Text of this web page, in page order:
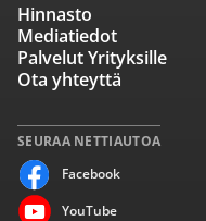
SEURAA NETTIAUTOA
Facebook
YouTube
Hinnasto
Mediatiedot
Palvelut Yrityksille
Ota yhteyttä